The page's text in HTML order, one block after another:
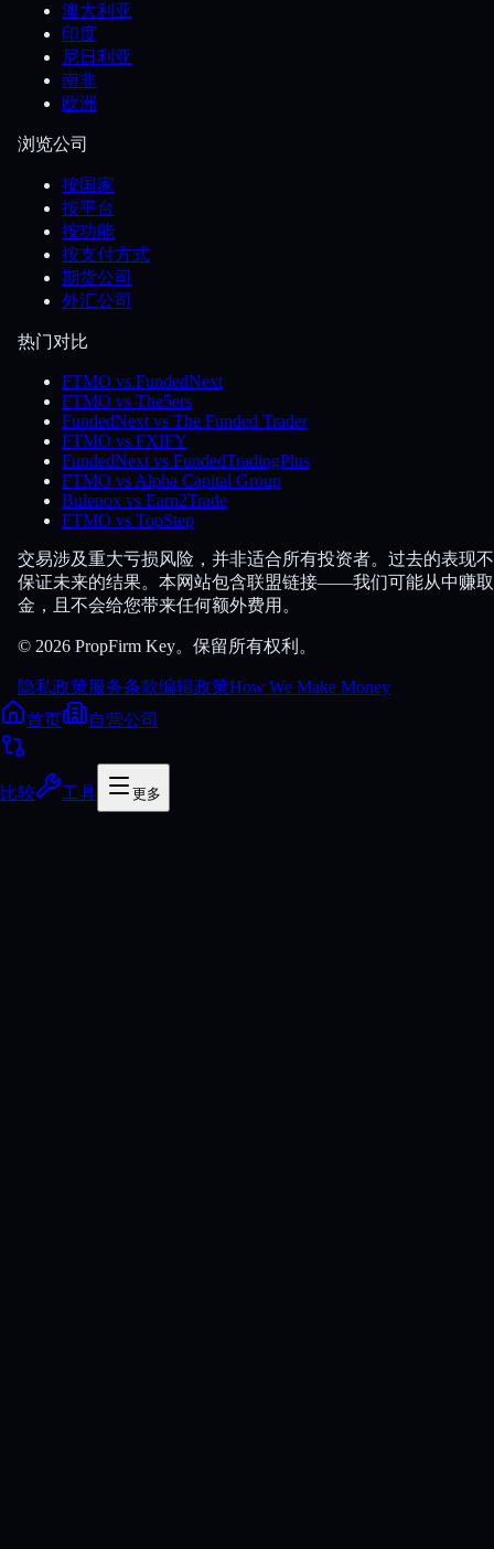
澳大利亚
印度
尼日利亚
南非
欧洲
浏览公司
按国家
按平台
按功能
按支付方式
期货公司
外汇公司
热门对比
FTMO vs FundedNext
FTMO vs The5ers
FundedNext vs The Funded Trader
FTMO vs FXIFY
FundedNext vs FundedTradingPlus
FTMO vs Alpha Capital Group
Bulenox vs Earn2Trade
FTMO vs TopStep
交易涉及重大亏损风险，并非适合所有投资者。过去的表现
保证未来的结果。本网站包含联盟链接——我们可能从中赚
金，且不会给您带来任何额外费用。
© 2026 PropFirm Key。保留所有权利。
隐私政策服务条款编辑政策How We Make Money
首页
自营公司
比较 工具 更多